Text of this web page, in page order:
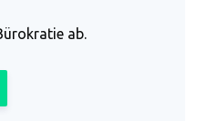
ab.